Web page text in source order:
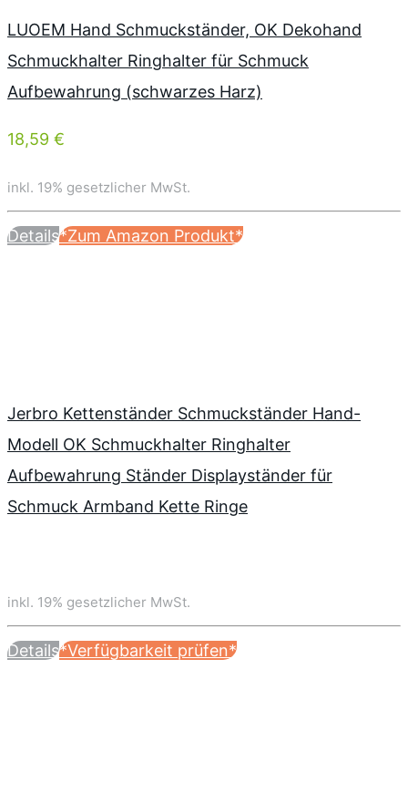
LUOEM Hand Schmuckständer, OK Dekohand
Schmuckhalter Ringhalter für Schmuck
Aufbewahrung (schwarzes Harz)
18,59 €
inkl. 19% gesetzlicher MwSt.
Details*Zum Amazon Produkt*
Jerbro Kettenständer Schmuckständer Hand-
Modell OK Schmuckhalter Ringhalter
Aufbewahrung Ständer Displayständer für
Schmuck Armband Kette Ringe
inkl. 19% gesetzlicher MwSt.
Details*Verfügbarkeit prüfen*